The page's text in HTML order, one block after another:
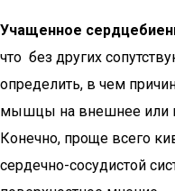
Учащенное
что без других
определить, в чем
мышцы на внешнее или
Конечно, проще всего
сердечно-сосудистой